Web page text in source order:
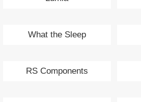
What the Sleep
RS Components